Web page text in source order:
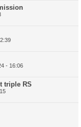
- 16:06
triple RS